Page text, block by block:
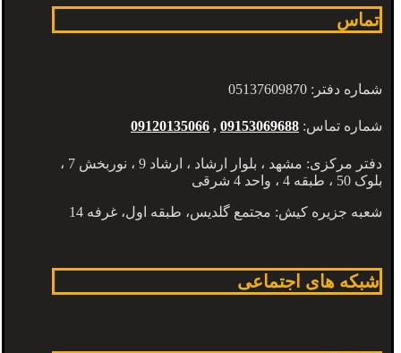
تماس
شماره دفتر: 05137609870
شماره تماس: 09153069688
,
09120135066
دفتر مرکزی: مشهد ، بلوار ارشاد ، ارشاد 9 ، نوربخش 7 ،
بلوک 50 ، طبقه 4 ، واحد 4 شرقی
شعبه جزیره کیش: مجتمع گلدیس، طبقه اول، غرفه 14
شبکه های اجتماعی